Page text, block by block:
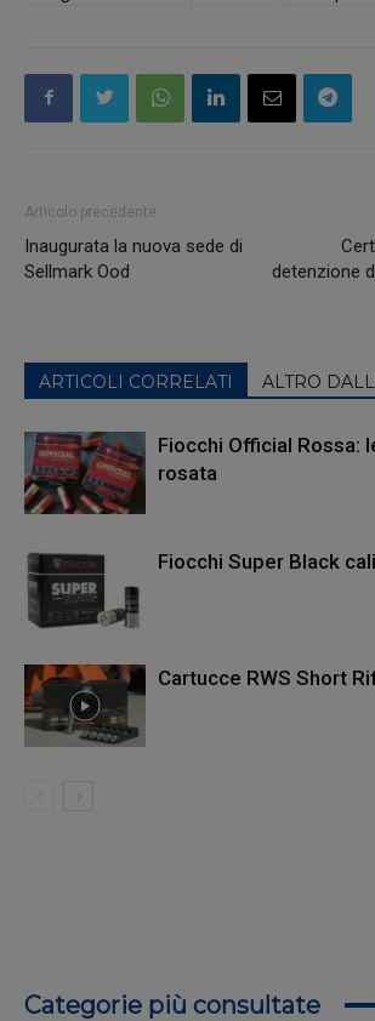
Articolo precedente
Inaugurata la nuova sede di
Sellmark Ood
detenzione
ARTICOLI CORRELATI ALTRO
Fiocchi Official Rossa:
rosata
Fiocchi Super Black
Cartucce RWS Short
Categorie più consultate